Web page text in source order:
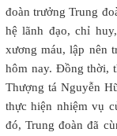
đoàn trưởng Trung
hệ lãnh đạo, chỉ
xương máu, lập nên
hôm nay. Đồng thời,
Thượng tá Nguyễn
thực hiện nhiệm vụ
đó, Trung đoàn đã